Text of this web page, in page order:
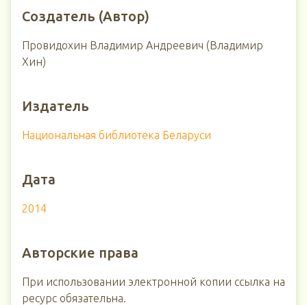
Создатель (Автор)
Провидохин Владимир Андреевич (Владимир
Хин)
Издатель
Национальная библиотека Беларуси
Дата
2014
Авторские права
При использовании электронной копии ссылка на
ресурс обязательна.